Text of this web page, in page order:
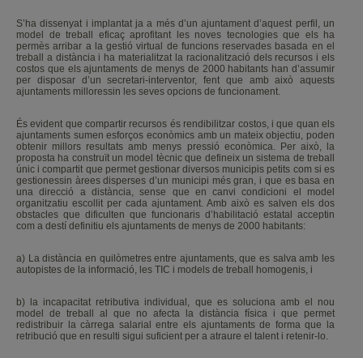
S’ha dissenyat i implantat ja a més d’un ajuntament d’aquest perfil, un
model de treball eficaç aprofitant les noves tecnologies que els ha
permès arribar a la gestió virtual de funcions reservades basada en el
treball a distància i ha materialitzat la racionalització dels recursos i els
costos que els ajuntaments de menys de 2000 habitants han d’assumir
per disposar d’un secretari-interventor, fent que amb això aquests
ajuntaments milloressin les seves opcions de funcionament.
És evident que compartir recursos és rendibilitzar costos, i que quan els
ajuntaments sumen esforços econòmics amb un mateix objectiu, poden
obtenir millors resultats amb menys pressió econòmica. Per això, la
proposta ha construït un model tècnic que defineix un sistema de treball
únic i compartit que permet gestionar diversos municipis petits com si es
gestionessin àrees disperses d’un municipi més gran, i que es basa en
una direcció a distància, sense que en canvi condicioni el model
organitzatiu escollit per cada ajuntament. Amb això es salven els dos
obstacles que dificulten que funcionaris d’habilitació estatal acceptin
com a destí definitiu els ajuntaments de menys de 2000 habitants:
a) La distància en quilòmetres entre ajuntaments, que es salva amb les
autopistes de la informació, les TIC i models de treball homogenis, i
b) la incapacitat retributiva individual, que es soluciona amb el nou
model de treball al que no afecta la distància física i que permet
redistribuir la càrrega salarial entre els ajuntaments de forma que la
retribució que en resulti sigui suficient per a atraure el talent i retenir-lo.